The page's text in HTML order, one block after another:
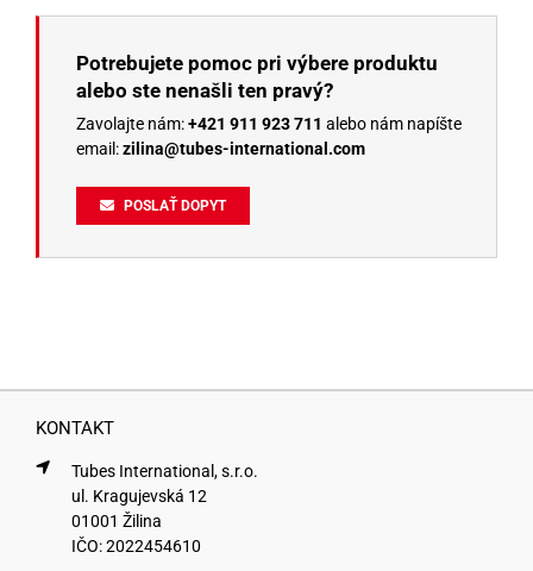
Potrebujete pomoc pri výbere produktu
alebo ste nenašli ten pravý?
Zavolajte nám:+421 911 923 711 alebo nám napíšte
email:zilina@tubes-international.com
POSLAŤ DOPYT
KONTAKT
Tubes International, s.r.o.
ul. Kragujevská 12
01001 Žilina
IČO: 2022454610